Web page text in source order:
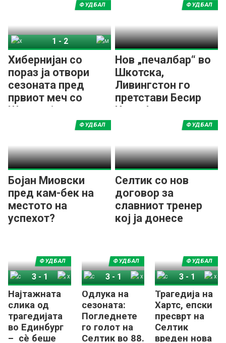
Хибернијан со
пораз ја отвори
сезоната пред
првиот меч со
Шкендија
ФУДБАЛ
1 - 2
Нов „печалбар“ во
Шкотска,
Ливингстон го
претстави Бесир
Исени!
ФУДБАЛ
Бојан Миовски
пред кам-бек на
местото на
успехот?
ФУДБАЛ
Селтик со нов
договор за
славниот тренер
кој ја донесе
ФУДБАЛ
Најтажната
слика од
трагедијата
во Единбург
– сè беше
ФУДБАЛ
Селтик
3 - 1
Одлука на
сезоната:
Погледнете
го голот на
Селтик во 88.
ФУДБАЛ
Селтик
3- 1
Трагедија на
Хартс, епски
пресврт на
Селтик
вреден нова
ФУДБАЛ
Селтик
3- 1
Хартс